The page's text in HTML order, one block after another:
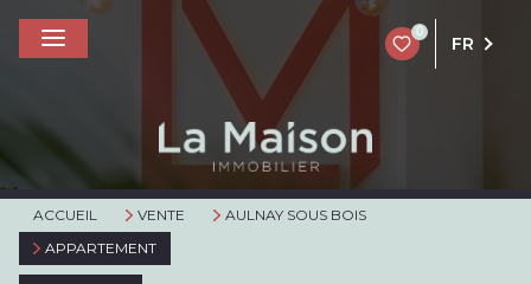
0
FR
ACCUEIL VENTE
AULNAY SOUS BOIS
APPARTEMENT